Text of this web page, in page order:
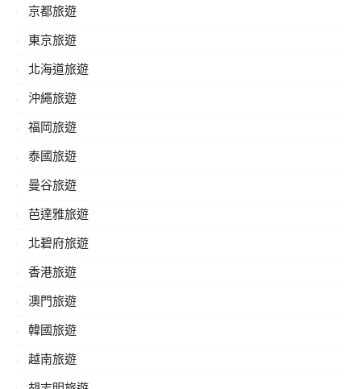
京都旅遊
東京旅遊
北海道旅遊
沖繩旅遊
福岡旅遊
泰國旅遊
曼谷旅遊
芭達雅旅遊
北碧府旅遊
香港旅遊
澳門旅遊
韓國旅遊
越南旅遊